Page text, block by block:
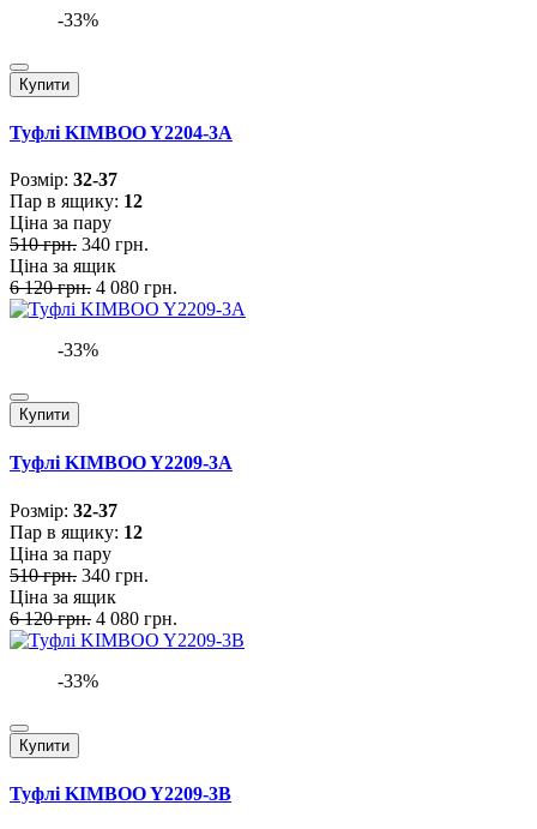
-33%
Купити
Туфлі KIMBOO Y2204-3A
Розмiр: 32-37
Пар в ящику: 12
Ціна за пару
510 грн. 340 грн.
Ціна за ящик
6 120 грн. 4 080 грн.
-33%
Купити
Туфлі KIMBOO Y2209-3A
Розмiр: 32-37
Пар в ящику: 12
Ціна за пару
510 грн. 340 грн.
Ціна за ящик
6 120 грн. 4 080 грн.
-33%
Купити
Туфлі KIMBOO Y2209-3B